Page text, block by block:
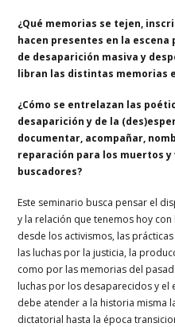
¿Qué memorias se tejen,
hacen presentes en la
de desaparición masiva y
libran las distintas memorias
¿Cómo se entrelazan las
desaparición y de la
documentar, acompañar,
reparación para los muertos y
buscadores?
Este seminario busca pensar el
y la relación que tenemos hoy
desde los activismos, las
las luchas por la justicia, la
como por las memorias del
luchas por los desaparecidos y
debe atender a la historia misma
dictatorial hasta la época